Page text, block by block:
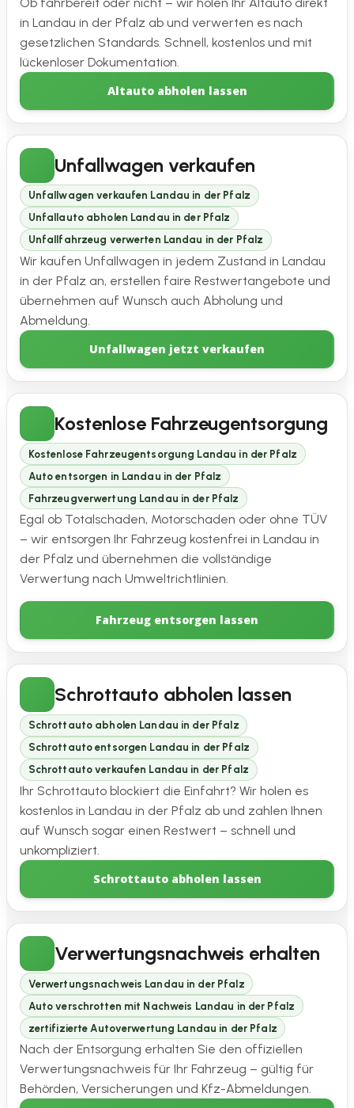
in Landau in der Pfalz ab und verwerten es nach
gesetzlichen Standards. Schnell, kostenlos und mit
lückenloser Dokumentation.
Altauto abholen lassen
Unfallwagen verkaufen
Unfallwagen verkaufen Landau in der Pfalz
Unfallauto abholen Landau in der Pfalz
Unfallfahrzeug verwerten Landau in der Pfalz
Wir kaufen Unfallwagen in jedem Zustand in Landau
in der Pfalz an, erstellen faire Restwertangebote und
übernehmen auf Wunsch auch Abholung und
Abmeldung.
Unfallwagen jetzt verkaufen
Kostenlose Fahrzeugentsorgung
Kostenlose Fahrzeugentsorgung Landau in der Pfalz
Auto entsorgen in Landau in der Pfalz
Fahrzeugverwertung Landau in der Pfalz
Egal ob Totalschaden, Motorschaden oder ohne TÜV
– wir entsorgen Ihr Fahrzeug kostenfrei in Landau in
der Pfalz und übernehmen die vollständige
Verwertung nach Umweltrichtlinien.
Fahrzeug entsorgen lassen
Schrottauto abholen lassen
Schrottauto abholen Landau in der Pfalz
Schrottauto entsorgen Landau in der Pfalz
Schrottauto verkaufen Landau in der Pfalz
Ihr Schrottauto blockiert die Einfahrt? Wir holen es
kostenlos in Landau in der Pfalz ab und zahlen Ihnen
auf Wunsch sogar einen Restwert – schnell und
unkompliziert.
Schrottauto abholen lassen
Verwertungsnachweis erhalten
Verwertungsnachweis Landau in der Pfalz
Auto verschrotten mit Nachweis Landau in der Pfalz
zertifizierte Autoverwertung Landau in der Pfalz
Nach der Entsorgung erhalten Sie den offiziellen
Verwertungsnachweis für Ihr Fahrzeug – gültig für
Behörden, Versicherungen und Kfz-Abmeldungen.